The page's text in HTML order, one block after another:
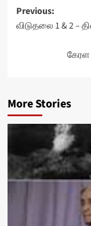
Post
Previous:
விடுதலை 1 & 2 –
கேரள
More Stories